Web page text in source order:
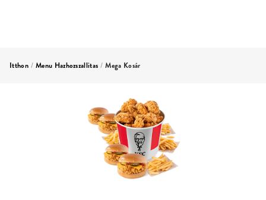
Itthon / Menu Hazhozszallitas / Mega Kosár